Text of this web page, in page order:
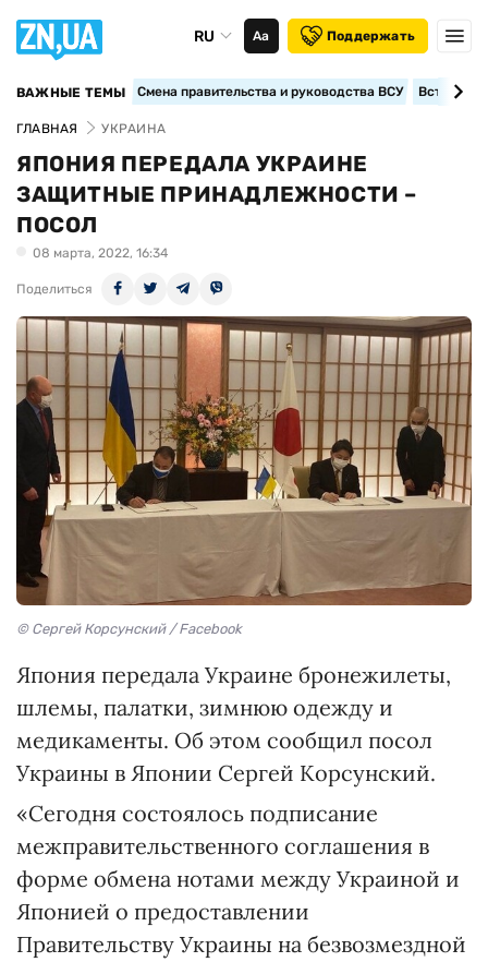
RU Аа Поддержать
ВАЖНЫЕ ТЕМЫ Смена правительства и руководства ВСУ
ГЛАВНАЯ УКРАИНА
ЯПОНИЯ ПЕРЕДАЛА УКРАИНЕ
ЗАЩИТНЫЕ ПРИНАДЛЕЖНОСТИ –
ПОСОЛ
08 марта, 2022, 16:34
Поделиться
© Сергей Корсунский / Facebook
Япония передала Украине бронежилеты,
шлемы, палатки, зимнюю одежду и
медикаменты. Об этом сообщил посол
Украины в Японии Сергей Корсунский.
«Сегодня состоялось подписание
межправительственного соглашения в
форме обмена нотами между Украиной и
Японией о предоставлении
Правительству Украины на безвозмездной